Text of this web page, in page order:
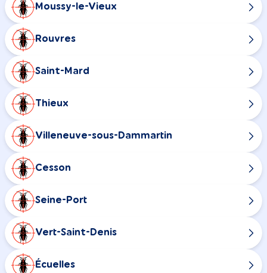
Moussy-le-Vieux
Rouvres
Saint-Mard
Thieux
Villeneuve-sous-Dammartin
Cesson
Seine-Port
Vert-Saint-Denis
Écuelles